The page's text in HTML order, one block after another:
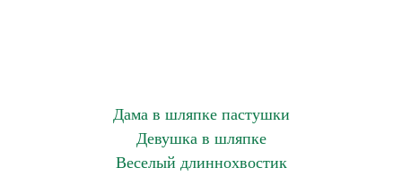
Дама в шляпке пастушки
Девушка в шляпке
Веселый длиннохвостик